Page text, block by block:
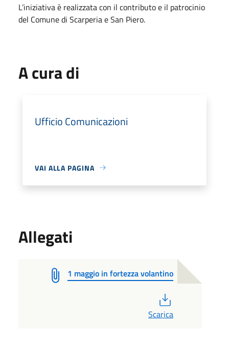
L’iniziativa è realizzata con il contributo e il patrocinio
del Comune di Scarperia e San Piero.
A cura di
Ufficio Comunicazioni
VAI ALLA PAGINA
Allegati
1 maggio in fortezza volantino
Scarica